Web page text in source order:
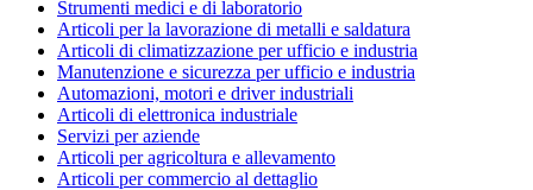
Strumenti medici e di laboratorio
Articoli per la lavorazione di metalli e saldatura
Articoli di climatizzazione per ufficio e industria
Manutenzione e sicurezza per ufficio e industria
Automazioni, motori e driver industriali
Articoli di elettronica industriale
Servizi per aziende
Articoli per agricoltura e allevamento
Articoli per commercio al dettaglio